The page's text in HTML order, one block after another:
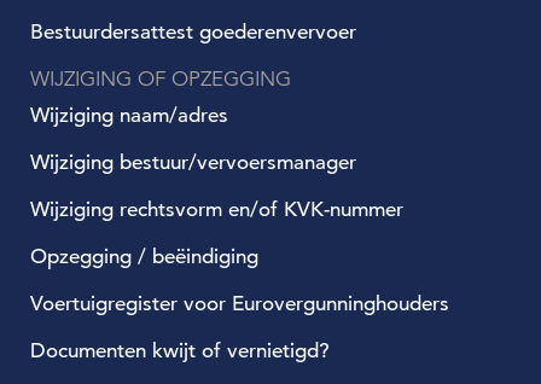
Bestuurdersattest goederenvervoer
WIJZIGING OF OPZEGGING
Wijziging naam/adres
Wijziging bestuur/vervoersmanager
Wijziging rechtsvorm en/of KVK-nummer
Opzegging / beëindiging
Voertuigregister voor Eurovergunninghouders
Documenten kwijt of vernietigd?